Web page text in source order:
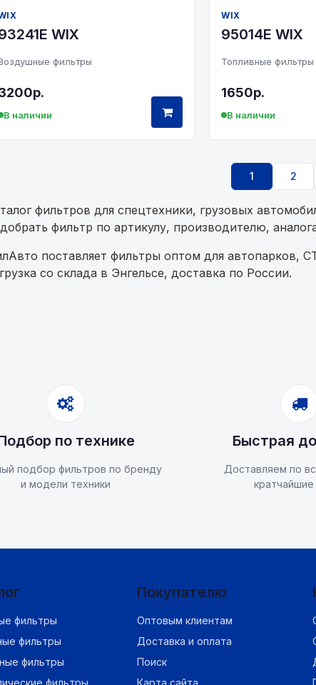
WIX
фильтры
В наличии
WIX
95014E WIX
Топливные фильтры
1650р.
В наличии
1 2
фильтров для спецтехники, грузовых
фильтр по артикулу, производителю,
поставляет фильтры оптом для автопарков,
со склада в Энгельсе, доставка по России.
по технике
подбор фильтров по бренду
и модели техники
Быстрая
Доставляем по
кратчайшие
фильтры
фильтры
фильтры
фильтры
Покупателю
Оптовым клиентам
Доставка и оплата
Поиск
Карта сайта